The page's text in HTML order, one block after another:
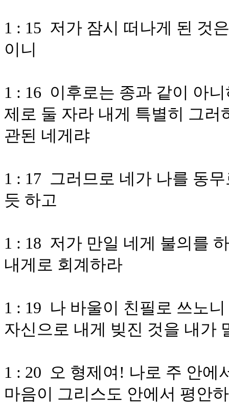
1 : 15 저가 잠시 떠나게 된 것
이니
1 : 16 이후로는 종과 같이 아
제로 둘 자라 내게 특별히 그
관된 네게랴
1 : 17 그러므로 네가 나를 동
듯 하고
1 : 18 저가 만일 네게 불의를
내게로 회계하라
1 : 19 나 바울이 친필로 쓰노
자신으로 내게 빚진 것을 내가
1 : 20 오 형제여! 나로 주 안에
마음이 그리스도 안에서 평안